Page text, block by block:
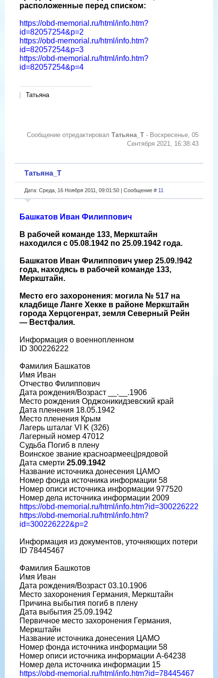
расположенные перед списком:
https://obd-memorial.ru/html/info.htm?
id=82057254&p=2
https://obd-memorial.ru/html/info.htm?
id=82057254&p=3
https://obd-memorial.ru/html/info.htm?
id=82057254&p=4
Татьяна
Сообщение отредактировал Татьяна_Т - Воскресенье, 05
Сентября 2021, 16:38:43
Татьяна_Т
Дата: Среда, 16 Ноября 2011, 09:01:50 | Сообщение # 11
Башкатов Иван Филиппович
В рабочей команде 133, Меркштайн
находился с 05.08.1942 по 25.09.1942 года.
Башкатов Иван Филиппович умер 25.09.!942
года, находясь в рабочей команде 133,
Меркштайн.
Место его захоронения: могила № 517 на
кладбище Ланге Хекке в районе Меркштайн
города Херцогенрат, земля Северный Рейн
— Вестфалия.
Информация о военнопленном
ID 300226222
Фамилия Башкатов
Имя Иван
Отчество Филиппович
Дата рождения/Возраст __.__.1906
Место рождения Орджоникидзевский край
Дата пленения 18.05.1942
Место пленения Крым
Лагерь шталаг VI K (326)
Лагерный номер 47012
Судьба Погиб в плену
Воинское звание красноармеец|рядовой
Дата смерти 25.09.1942
Название источника донесения ЦАМО
Номер фонда источника информации 58
Номер описи источника информации 977520
Номер дела источника информации 2009
https://obd-memorial.ru/html/info.htm?id=300226222
https://obd-memorial.ru/html/info.htm?
id=300226222&p=2
Информация из документов, уточняющих потери
ID 78445467
Фамилия Башкотов
Имя Иван
Дата рождения/Возраст 03.10.1906
Место захоронения Германия, Меркштайн
Причина выбытия погиб в плену
Дата выбытия 25.09.1942
Первичное место захоронения Германия,
Меркштайн
Название источника донесения ЦАМО
Номер фонда источника информации 58
Номер описи источника информации A-64238
Номер дела источника информации 15
https://obd-memorial.ru/html/info.htm?id=78445467